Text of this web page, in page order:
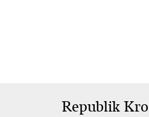
Republik